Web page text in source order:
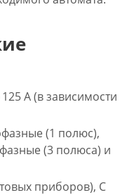
125 А (в зависимости
(1 полюс),
(3 полюса) и
приборов), C